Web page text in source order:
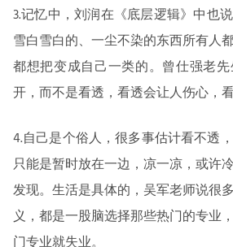
3.记忆中，刘润在《底层逻辑》中也
雪白雪白的、一尘不染的东西所有人
都想把变成自己一类的。曾仕强老
开，而不是看透，看透会让人伤心，
4.自己是个俗人，很多事估计看不透
只能是暂时放在一边，凉一凉，或许
发现。生活是具体的，吴军老师说很
义，都是一股脑选择那些热门的专业
门专业就失业。